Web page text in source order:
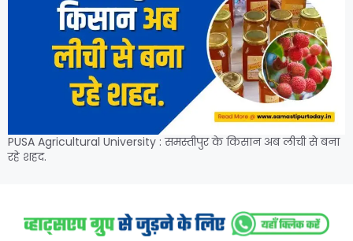
PUSA Agricultural University : समस्तीपुर के किसान अब लीची से बना
रहे शहद.